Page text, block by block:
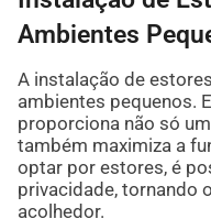
Ambientes
A instalação de
ambientes pequenos.
proporciona não só
também maximiza a
optar por estores, é
privacidade, tornando
acolhedor.